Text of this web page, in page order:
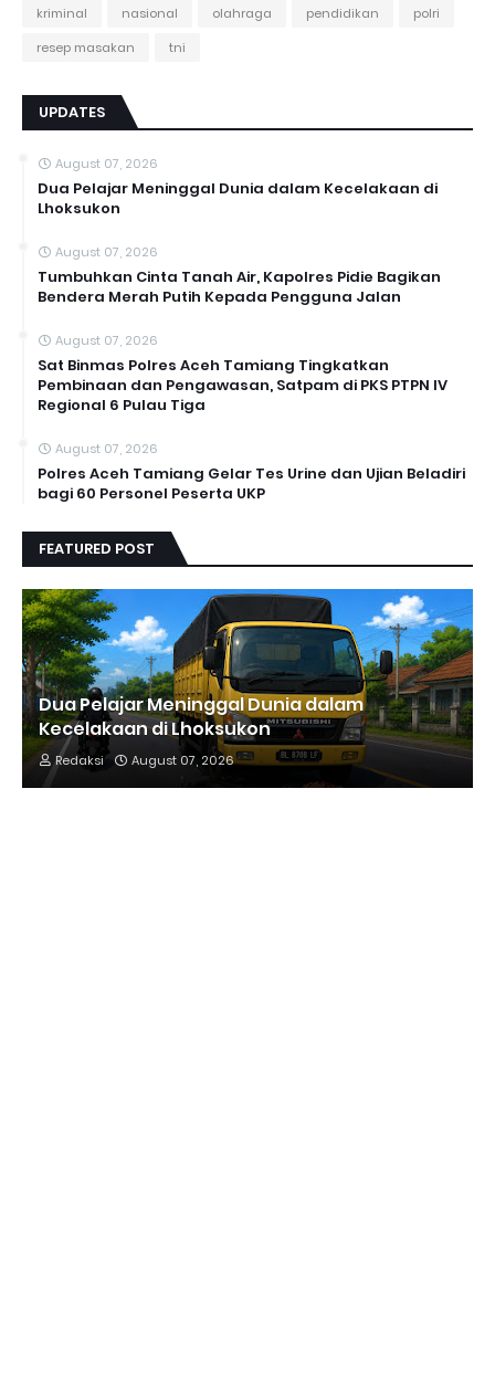
kriminal
nasional olahraga pendidikan
polri
resep masakan
tni
UPDATES
August 07, 2026
Dua Pelajar Meninggal Dunia dalam Kecelakaan di
Lhoksukon
August 07, 2026
Tumbuhkan Cinta Tanah Air, Kapolres Pidie Bagikan
Bendera Merah Putih Kepada Pengguna Jalan ‎
August 07, 2026
Sat Binmas Polres Aceh Tamiang Tingkatkan
Pembinaan dan Pengawasan, Satpam di PKS PTPN IV
Regional 6 Pulau Tiga
August 07, 2026
Polres Aceh Tamiang Gelar Tes Urine dan Ujian Beladiri
bagi 60 Personel Peserta UKP
FEATURED POST
Dua Pelajar Meninggal Dunia dalam
Kecelakaan di Lhoksukon
Redaksi August 07, 2026